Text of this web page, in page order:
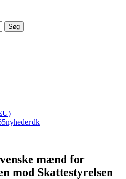
Søg
mænd for
mod Skattestyrelsen